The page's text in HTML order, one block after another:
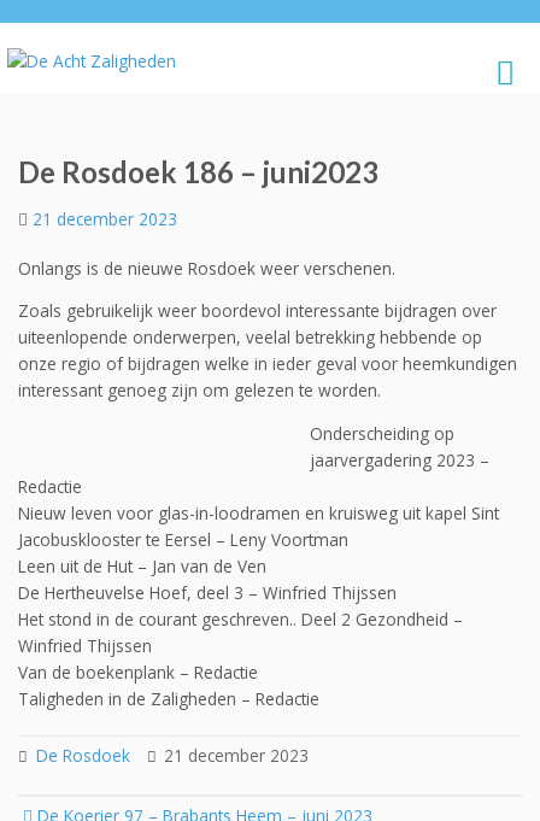
De Rosdoek 186 – juni2023
21 december 2023
Onlangs is de nieuwe Rosdoek weer verschenen.
Zoals gebruikelijk weer boordevol interessante bijdragen over
uiteenlopende onderwerpen, veelal betrekking hebbende op
onze regio of bijdragen welke in ieder geval voor heemkundigen
interessant genoeg zijn om gelezen te worden.
Onderscheiding op
jaarvergadering 2023 –
Redactie
Nieuw leven voor glas-in-loodramen en kruisweg uit kapel Sint
Jacobusklooster te Eersel – Leny Voortman
Leen uit de Hut – Jan van de Ven
De Hertheuvelse Hoef, deel 3 – Winfried Thijssen
Het stond in de courant geschreven.. Deel 2 Gezondheid –
Winfried Thijssen
Van de boekenplank – Redactie
Taligheden in de Zaligheden – Redactie
De Rosdoek 21 december 2023
Post
De Koerier 97 – Brabants Heem – juni 2023